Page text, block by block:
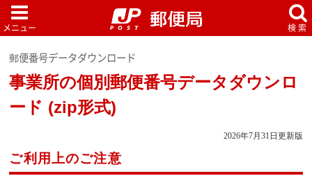
郵便番号データダウンロード
事業所の個別郵便番号データダウンロ
ード (zip形式)
2026年7月31日更新版
ご利用上のご注意